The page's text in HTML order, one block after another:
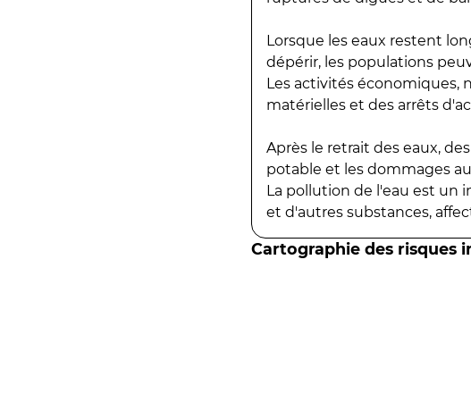
Lorsque les eaux restent
dépérir, les populations
Les activités économiques,
matérielles et des arrêts
Après le retrait des eaux,
potable et les dommages
La pollution de l'eau est un
et d'autres substances,
Cartographie des risques